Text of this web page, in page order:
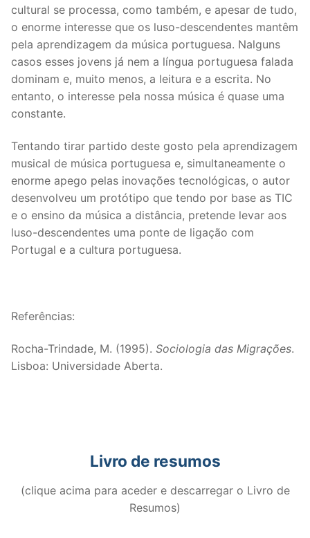
cultural se processa, como também, e apesar de tudo,
o enorme interesse que os luso-descendentes mantêm
pela aprendizagem da música portuguesa. Nalguns
casos esses jovens já nem a língua portuguesa falada
dominam e, muito menos, a leitura e a escrita. No
entanto, o interesse pela nossa música é quase uma
constante.
Tentando tirar partido deste gosto pela aprendizagem
musical de música portuguesa e, simultaneamente o
enorme apego pelas inovações tecnológicas, o autor
desenvolveu um protótipo que tendo por base as TIC
e o ensino da música a distância, pretende levar aos
luso-descendentes uma ponte de ligação com
Portugal e a cultura portuguesa.
Referências:
Rocha-Trindade, M. (1995). Sociologia das Migrações.
Lisboa: Universidade Aberta.
Livro de resumos
(clique acima para aceder e descarregar o Livro de
Resumos)